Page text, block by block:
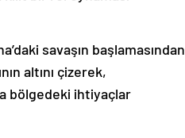
savaşın başlamasından
altını çizerek,
bölgedeki ihtiyaçlar